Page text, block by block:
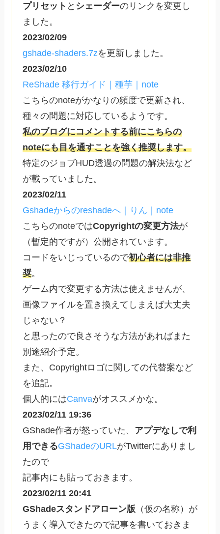
プリセット と シェーダーのリンクを変更し
ました。
2023/02/09
gshade-shaders.7zを更新しました。
2023/02/10
ReShade 移行ガイド｜種芋｜note
こちらのnoteがかなりの頻度で更新され、
種々の問題に対応しているようです。
私のブログにコメントする前にこちらの
noteにも目を通すことを強く推奨します。
特定のジョブHUD透過の問題の解決法など
が載っていました。
2023/02/11
Gshadeからのreshadeへ｜りん｜note
こちらのnoteではCopyrightの変更方法が
（暫定的ですが）公開されています。
コードをいじっているので初心者には非推
奨。
ゲーム内で変更する方法は使えませんが、
画像ファイルを置き換えてしまえば大丈夫
じゃない？
と思ったので良さそうな方法があればまた
別途紹介予定。
また、Copyrightロゴに関しての代替案など
を追記。
個人的にはCanvaがオススメかな。
2023/02/11 19:36
GShade作者が怒っていた、 アプデなしで利
用できるGShadeのURLがTwitterにありまし
たので
記事内にも貼っておきます。
2023/02/11 20:41
GShadeスタンドアローン版 （仮の名称）が
うまく導入できたので記事を書いておきま